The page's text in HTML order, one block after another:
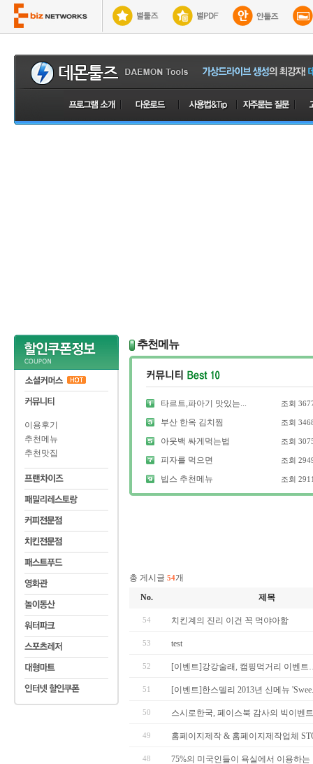
이용후기
추천메뉴
추천맛집
추천메뉴
타르트,파아기 맛있는... 조회
부산 한옥 김치찜 조회
아웃백 싸게먹는법 조회
피자를 먹으면 조회
빕스 추천메뉴 조회
총 게시글 54개
No.
제목
54 치킨계의 진리 이건 꼭 먹야아함
53 test
52 [이벤트]강강술래, 캠핑먹거리 이벤
51 [이벤트]한스델리 2013년 신메뉴
50 스시로한국, 페이스북 감사의 빅이벤트
49 홈페이지제작 & 홈페이지제작업체
48 75%의 미국인들이 욕실에서 이용하는